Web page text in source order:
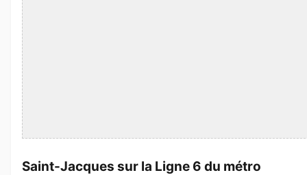
Saint-Jacques sur la Ligne 6 du métro